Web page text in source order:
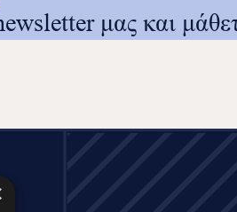
μας και